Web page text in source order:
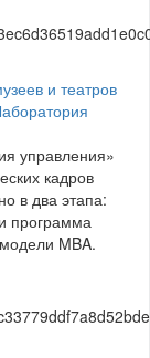
и театров
управления»
кадров
в два этапа:
программа
MBA.